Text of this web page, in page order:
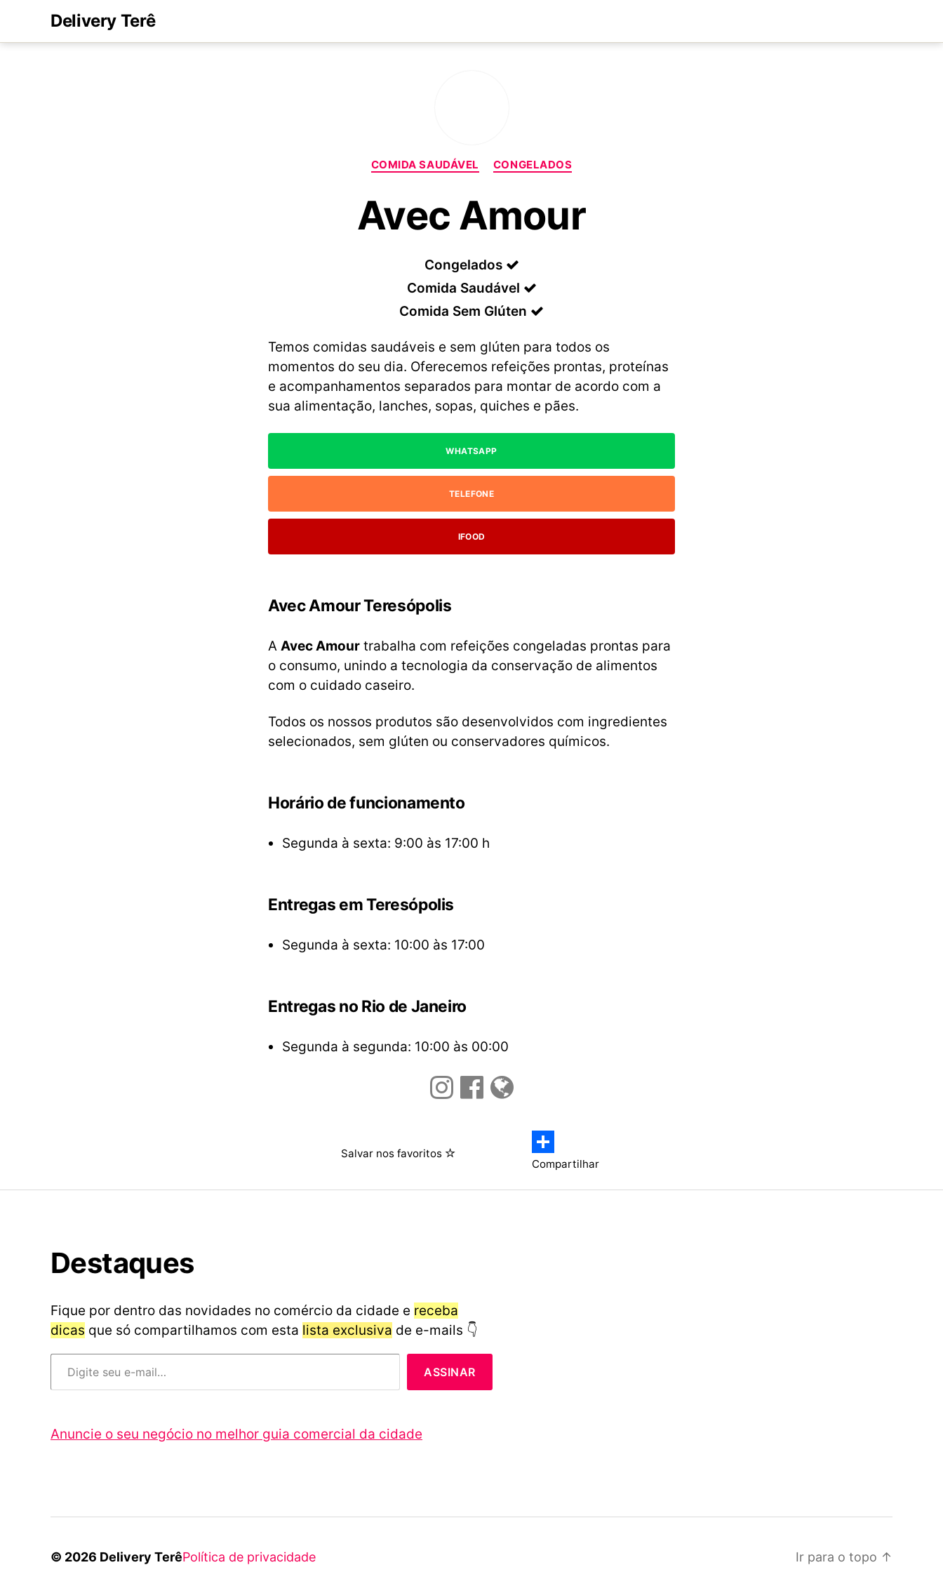
Delivery Terê
Categorias
COMIDA SAUDÁVEL CONGELADOS
Avec Amour
Congelados
Comida Saudável
Comida Sem Glúten
Temos comidas saudáveis e sem glúten para todos os
momentos do seu dia. Oferecemos refeições prontas, proteínas
e acompanhamentos separados para montar de acordo com a
sua alimentação, lanches, sopas, quiches e pães.
WHATSAPP
TELEFONE
IFOOD
Avec Amour Teresópolis
A Avec Amour trabalha com refeições congeladas prontas para
o consumo, unindo a tecnologia da conservação de alimentos
com o cuidado caseiro.
Todos os nossos produtos são desenvolvidos com ingredientes
selecionados, sem glúten ou conservadores químicos.
Horário de funcionamento
Segunda à sexta: 9:00 às 17:00 h
Entregas em Teresópolis
Segunda à sexta: 10:00 às 17:00
Entregas no Rio de Janeiro
Segunda à segunda: 10:00 às 00:00
Salvar nos favoritos
Compartilhar
Destaques
Fique por dentro das novidades no comércio da cidade e receba
dicas que só compartilhamos com esta lista exclusiva de e-mails 👇
Digite seu e-mail…
ASSINAR
Anuncie o seu negócio no melhor guia comercial da cidade
© 2026 Delivery TerêPolítica de privacidade Ir para o topo ↑